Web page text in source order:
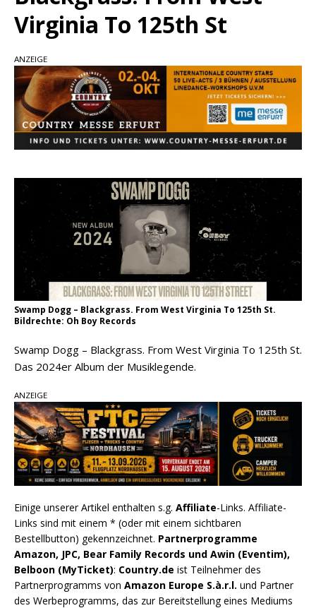
„Pearl Handled Pistol“
pez veröffentlicht neue Single „Late Night
Talks“ – eine Hymne auf unvergessliche
Sommernächte
Virginia To 125th St
ANZEIGE
Swamp Dogg – Blackgrass. From West Virginia To 125th St.
Bildrechte: Oh Boy Records
Swamp Dogg – Blackgrass. From West Virginia To 125th St.
Das 2024er Album der Musiklegende.
ANZEIGE
Einige unserer Artikel enthalten s.g. Affiliate-Links. Affiliate-
Links sind mit einem * (oder mit einem sichtbaren
Bestellbutton) gekennzeichnet. Partnerprogramme
Amazon, JPC, Bear Family Records und Awin (Eventim),
Belboon (MyTicket): Country.de ist Teilnehmer des
Partnerprogramms von Amazon Europe S.à.r.l. und Partner
des Werbeprogramms, das zur Bereitstellung eines Mediums